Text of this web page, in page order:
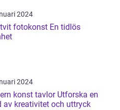
2024
fotokonst En tidlös
2024
konst tavlor Utforska en
av kreativitet och uttryck